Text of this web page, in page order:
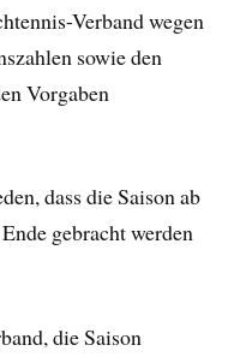
Verband wegen
sowie den
Vorgaben
dass die Saison ab
gebracht werden
die Saison